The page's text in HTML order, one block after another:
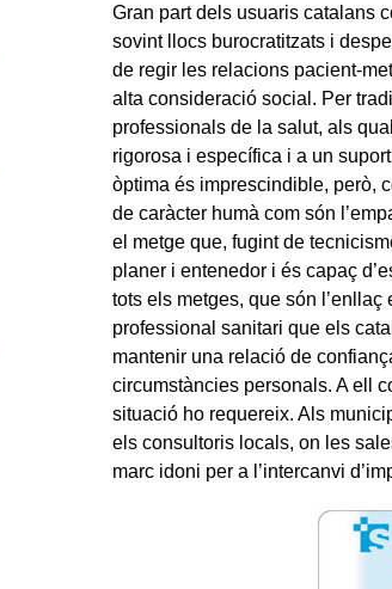
Gran part dels usuaris catalans
sovint llocs burocratitzats i
de regir les relacions pacient-
alta consideració social. Per
professionals de la salut, als
rigorosa i específica i a un
òptima és imprescindible, però,
de caràcter humà com són
el metge que, fugint de
planer i entenedor i és capaç
tots els metges, que són
professional sanitari que els
mantenir una relació de
circumstàncies personals. A ell
situació ho requereix. Als
els consultoris locals, on les
marc idoni per a l’intercanvi